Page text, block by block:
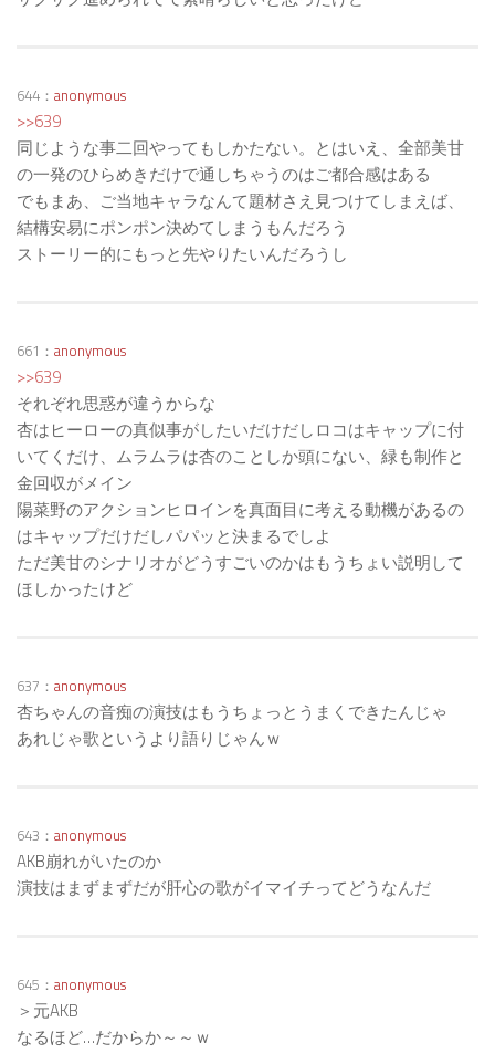
644： anonymous
>>639
同じような事二回やってもしかたない。とはいえ、全部美甘
の一発のひらめきだけで通しちゃうのはご都合感はある
でもまあ、ご当地キャラなんて題材さえ見つけてしまえば、
結構安易にポンポン決めてしまうもんだろう
ストーリー的にもっと先やりたいんだろうし
661： anonymous
>>639
それぞれ思惑が違うからな
杏はヒーローの真似事がしたいだけだしロコはキャップに付
いてくだけ、ムラムラは杏のことしか頭にない、緑も制作と
金回収がメイン
陽菜野のアクションヒロインを真面目に考える動機があるの
はキャップだけだしパパッと決まるでしよ
ただ美甘のシナリオがどうすごいのかはもうちょい説明して
ほしかったけど
637： anonymous
杏ちゃんの音痴の演技はもうちょっとうまくできたんじゃ
あれじゃ歌というより語りじゃんｗ
643： anonymous
AKB崩れがいたのか
演技はまずまずだが肝心の歌がイマイチってどうなんだ
645： anonymous
＞元AKB
なるほど…だからか～～ｗ